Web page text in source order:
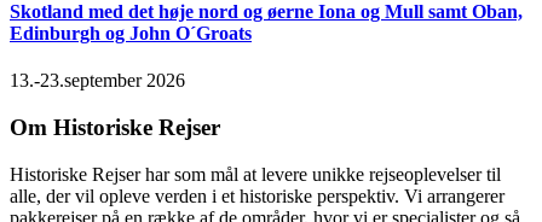
Skotland med det høje nord og øerne Iona og Mull samt Oban,
Edinburgh og John O´Groats
13.-23.september 2026
Om Historiske Rejser
Historiske Rejser har som mål at levere unikke rejseoplevelser til
alle, der vil opleve verden i et historiske perspektiv. Vi arrangerer
pakkerejser på en række af de områder, hvor vi er specialister og så